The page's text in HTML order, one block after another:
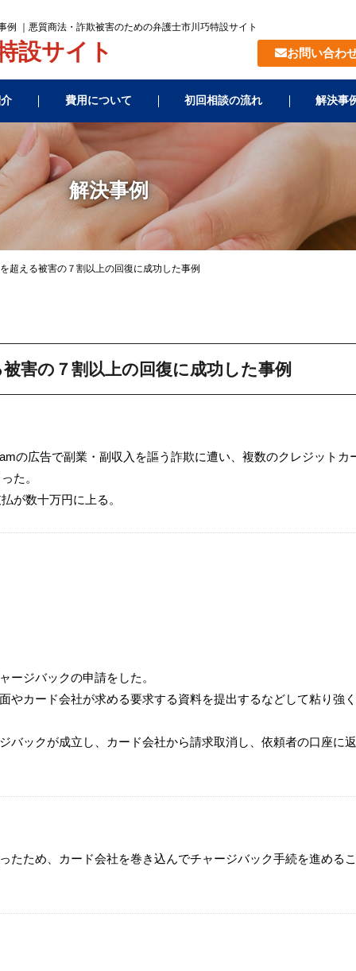
｜悪質商法・詐欺被害のための弁護士市川巧特設サイト
設サイト お問い合わ
費用について 初回相談の流れ 解決事
解決事例
超える被害の７割以上の回復に成功した事例
害の７割以上の回復に成功した事例
の広告で副業・副収入を謳う詐欺に遭い、複数のクレジットカ
た。
が数十万円に上る。
ージバックの申請をした。
やカード会社が求める要求する資料を提出するなどして粘り強
バックが成立し、カード会社から請求取消し、依頼者の口座に
たため、カード会社を巻き込んでチャージバック手続を進める